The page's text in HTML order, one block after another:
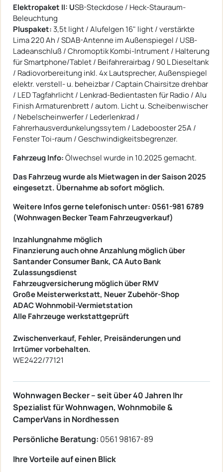
Elektropaket II: USB-Steckdose / Heck-Stauraum-
Beleuchtung
Pluspaket: 3,5t light / Alufelgen 16" light / verstärkte
Lima 220 Ah / SDAB-Antenne im Außenspiegel / USB-
Ladeanschluß / Chromoptik Kombi-Intrument / Halterung
für Smartphone/Tablet / Beifahrerairbag / 90 L Dieseltank
/ Radiovorbereitung inkl. 4x Lautsprecher, Außenspiegel
elektr. verstell- u. beheizbar / Captain Chairsitze drehbar
/ LED Tagfahrlicht / Lenkrad-Bedientasten für Radio / Alu
Finish Armaturenbrett / autom. Licht u. Scheibenwischer
/ Nebelscheinwerfer / Lederlenkrad /
Fahrerhausverdunkelungssytem / Ladebooster 25A /
Fenster Toi-raum / Geschwindigkeitsbegrenzer.
Fahrzeug Info:Ölwechsel wurde in 10.2025 gemacht.
Das Fahrzeug wurde als Mietwagen in der Saison 2025
eingesetzt. Übernahme ab sofort möglich.
Weitere Infos gerne telefonisch unter: 0561-981 6789
(Wohnwagen Becker Team Fahrzeugverkauf)
Inzahlungnahme möglich
Finanzierung auch ohne Anzahlung möglich über
Santander Consumer Bank, CA Auto Bank
Zulassungsdienst
Fahrzeugversicherung möglich über RMV
Große Meisterwerkstatt, Neuer Zubehör-Shop
ADAC Wohnmobil-Vermietstation
Alle Fahrzeuge werkstattgeprüft
Zwischenverkauf, Fehler, Preisänderungen und
Irrtümer vorbehalten.
WE2422/77121
Wohnwagen Becker – seit über 40 Jahren Ihr
Spezialist für Wohnwagen, Wohnmobile &
CamperVans in Nordhessen
Persönliche Beratung: 0561 98167-89
Ihre Vorteile auf einen Blick